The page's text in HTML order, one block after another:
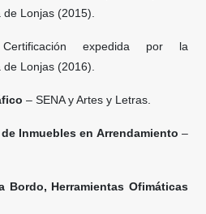
Lonjas (2015).
expedida por la
Lonjas (2016).
– SENA y Artes y Letras.
Inmuebles en Arrendamiento –
Bordo, Herramientas Ofimáticas